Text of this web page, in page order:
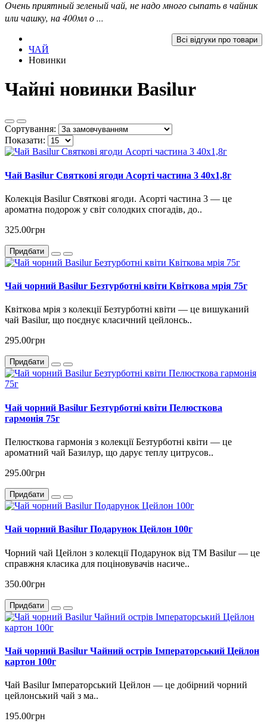
Очень приятный зеленый чай, не надо много сыпать в чайник
или чашку, на 400мл о ...
Всі відгуки про товари
ЧАЙ
Новинки
Чайні новинки Basilur
Сортування:
Показати:
Чай Basilur Святкові ягоди Асорті частина 3 40x1,8г
Колекція Basilur Святкові ягоди. Асорті частина 3 — це
ароматна подорож у світ солодких спогадів, до..
325.00грн
Придбати
Чай чорний Basilur Безтурботні квіти Квіткова мрія 75г
Квіткова мрія з колекції Безтурботні квіти — це вишуканий
чай Basilur, що поєднує класичний цейлонсь..
295.00грн
Придбати
Чай чорний Basilur Безтурботні квіти Пелюсткова
гармонія 75г
Пелюсткова гармонія з колекції Безтурботні квіти — це
ароматний чай Базилур, що дарує теплу цитрусов..
295.00грн
Придбати
Чай чорний Basilur Подарунок Цейлон 100г
Чорний чай Цейлон з колекції Подарунок від ТМ Basilur — це
справжня класика для поціновувачів насиче..
350.00грн
Придбати
Чай чорний Basilur Чайний острів Імператорський Цейлон
картон 100г
Чай Basilur Імператорський Цейлон — це добірний чорний
цейлонський чай з ма..
195.00грн